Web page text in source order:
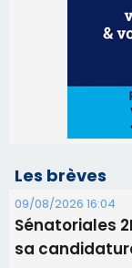
Sénatoriales
sa
Festa di
11 août
06/08/2026 15:25
Corte –
projection